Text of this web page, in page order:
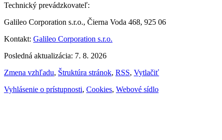
Technický prevádzkovateľ:
Galileo Corporation s.r.o., Čierna Voda 468, 925 06
Kontakt: Galileo Corporation s.r.o.
Posledná aktualizácia: 7. 8. 2026
Zmena vzhľadu, Štruktúra stránok, RSS, Vytlačiť
Vyhlásenie o prístupnosti, Cookies, Webové sídlo